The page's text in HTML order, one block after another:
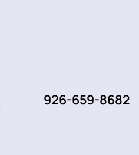
926-659-8682